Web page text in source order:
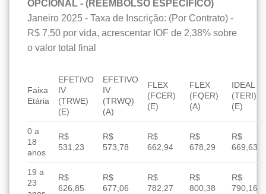
OPCIONAL - (REEMBOLSO ESPECÍFICO)
Janeiro 2025 - Taxa de Inscrição: (Por Contrato) -
R$ 7,50 por vida, acrescentar IOF de 2,38% sobre
o valor total final
Faixa
Etária
EFETIVO
IV
(TRWE)
(E)
EFETIVO
IV
(TRWQ)
(A)
FLEX
(FCER)
(E)
FLEX
(FQER)
(A)
IDEAL
(TERI)
(E)
0 a
18
anos
R$
531,23
R$
573,78
R$
662,94
R$
678,29
R$
669,63
19 a
23
R$
626,85
R$
677,06
R$
782,27
R$
800,38
R$
790,16